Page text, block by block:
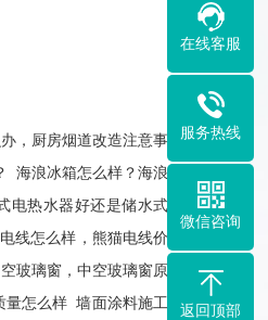
，厨房烟道改造注意事
海浪冰箱怎么样？海浪
电热水器好还是储水式
线怎么样，熊猫电线价
玻璃窗，中空玻璃窗原
量怎么样 墙面涂料施工
在线客服
服务热线
微信咨询
返回顶部